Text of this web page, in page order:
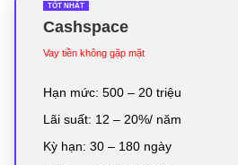
TỐT NHẤT
Cashspace
Vay tiền không gặp mặt
Hạn mức: 500 – 20 triệu
Lãi suất: 12 – 20%/ năm
Kỳ hạn: 30 – 180 ngày